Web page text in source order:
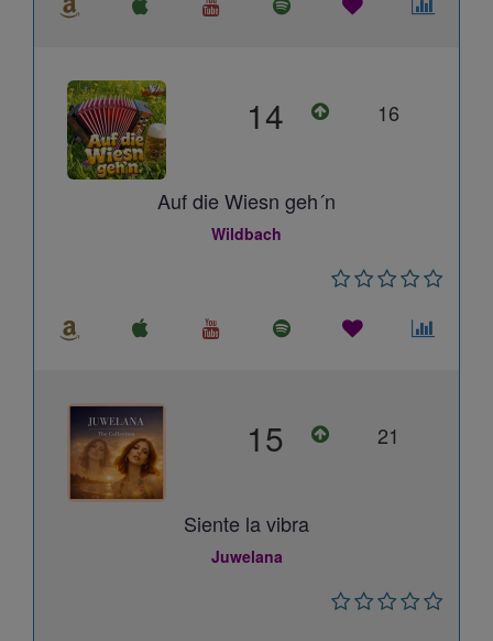
14 16
Auf die Wiesn geh´n
Wildbach
15 21
Siente la vibra
Juwelana